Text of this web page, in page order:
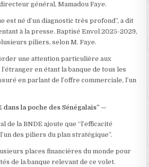
général, Mamadou Faye.
est né d’un diagnostic très profond”, a dit
à la presse. Baptisé Envol 2025-2029,
piliers, selon M. Faye.
une attention particulière aux
en étant la banque de tous les
en parlant de l’offre commerciale, l’un
la poche des Sénégalais” —
de la BNDE ajoute que “l’efficacité
des piliers du plan stratégique”.
places financières du monde pour
de la banque relevant de ce volet.